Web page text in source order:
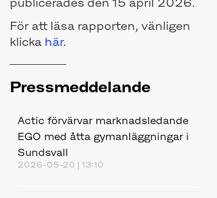
För att läsa rapporten, vänligen
klicka här.
Pressmeddelande
Actic förvärvar marknadsledande
EGO med åtta gymanläggningar i
Sundsvall
2026-05-20 | 13:10